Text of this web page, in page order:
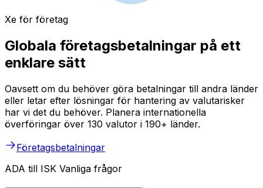
Xe för företag
Globala företagsbetalningar på ett
enklare sätt
Oavsett om du behöver göra betalningar till andra länder
eller letar efter lösningar för hantering av valutarisker
har vi det du behöver. Planera internationella
överföringar över 130 valutor i 190+ länder.
Företagsbetalningar
ADA till ISK Vanliga frågor